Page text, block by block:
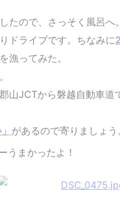
たので、さっそく風呂へ。
ドライブです。ちなみに
漁ってみた。
山JCTから磐越自動車
があるので寄りましょう
うまかったよ！